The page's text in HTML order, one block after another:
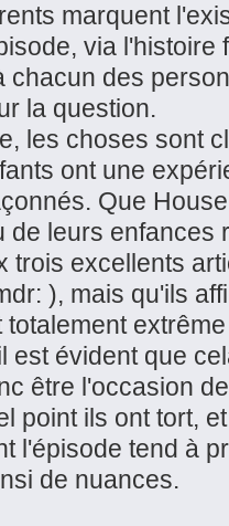
marquent
via l'histoire
chacun des
la question.
les choses sont
ont une
Que
de leurs enfances
trois excellents
), mais qu'ils
est évident que
être l'occasion
point ils ont tort,
l'épisode tend à
de nuances.